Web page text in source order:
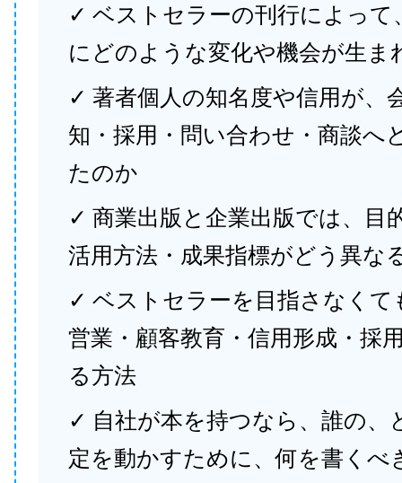
✓ ベストセラーの刊行によって
にどのような変化や機会が生ま
✓ 著者個人の知名度や信用が、
知・採用・問い合わせ・商談へ
たのか
✓ 商業出版と企業出版では、目
活用方法・成果指標がどう異な
✓ ベストセラーを目指さなくて
営業・顧客教育・信用形成・採
る方法
✓ 自社が本を持つなら、誰の、
定を動かすために、何を書くべ